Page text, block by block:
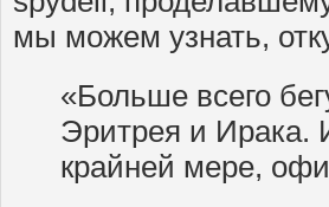
мы можем узнать,
«Больше всего
Эритрея и Ирака.
крайней мере,